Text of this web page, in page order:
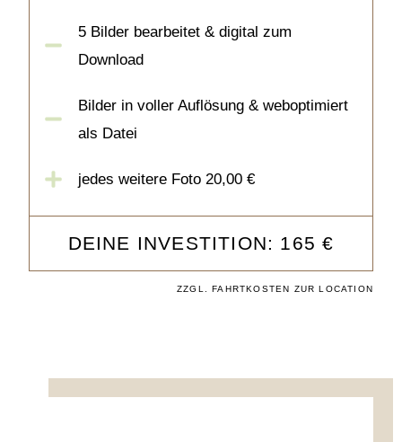
5 Bilder bearbeitet & digital zum
Download
Bilder in voller Auflösung & weboptimiert
als Datei
jedes weitere Foto 20,00 €
DEINE INVESTITION: 165 €
ZZGL. FAHRTKOSTEN ZUR LOCATION